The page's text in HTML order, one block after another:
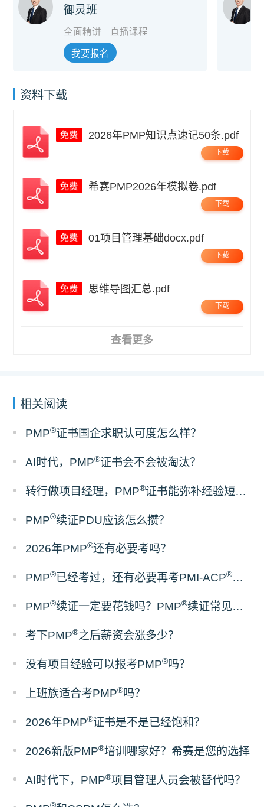
御灵班
全面精讲 直播课程
我要报名
资料下载
2026年PMP知识点速记50条.pdf
下载
希赛PMP2026年模拟卷.pdf
下载
01项目管理基础docx.pdf
下载
思维导图汇总.pdf
下载
查看更多
相关阅读
PMP®证书国企求职认可度怎么样？
AI时代，PMP®证书会不会被淘汰？
转行做项目经理，PMP®证书能弥补经验短板吗？
PMP®续证PDU应该怎么攒？
2026年PMP®还有必要考吗？
PMP®已经考过，还有必要再考PMI-ACP®吗？
PMP®续证一定要花钱吗？PMP®续证常见误区梳理
考下PMP®之后薪资会涨多少？
没有项目经验可以报考PMP®吗？
上班族适合考PMP®吗？
2026年PMP®证书是不是已经饱和？
2026新版PMP®培训哪家好？希赛是您的选择
AI时代下，PMP®项目管理人员会被替代吗？